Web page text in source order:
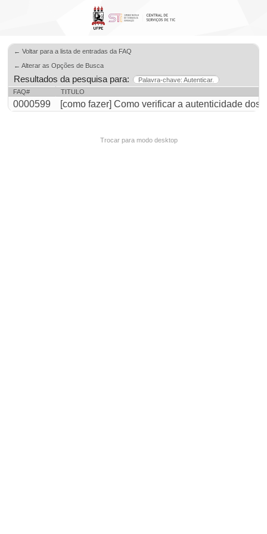
← Voltar para a lista de entradas da FAQ
← Alterar as Opções de Busca
Resultados da pesquisa para:
Palavra-chave: Autenticar.
FAQ#
TITULO
0000599 [como fazer] Como verificar a autenticidade dos
Trocar para modo desktop